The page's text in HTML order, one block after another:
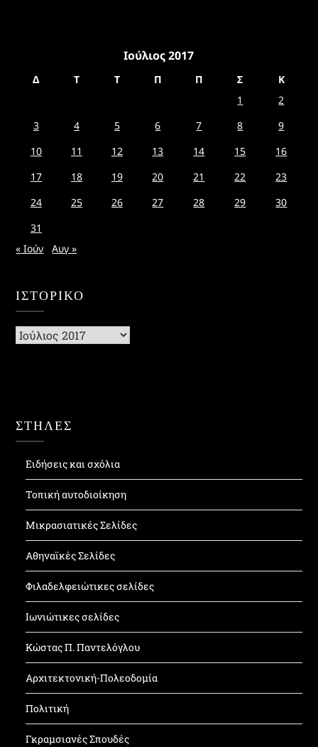
Ιούλιος 2017
Δ Τ Τ Π Π Σ
Κ
1
2
3
4 5 6 7 8
9
10
11 12 13 14 15
16
17
18 19 20 21 22
23
24
25 26 27 28 29
30
31
« Ιούν
Αυγ »
ΙΣΤΟΡΙΚΌ
Ιστορικό
ΣΤΗΛΕΣ
Ειδήσεις και σχόλια
Τοπική αυτοδιοίκηση
Μικρασιατικές Σελίδες
Αθηναϊκές Σελίδες
Φιλαδελφειώτικες σελίδες
Ιωνιώτικες σελίδες
Κώστας Π. Παντελόγλου
Αρχιτεκτονική-Πολεοδομία
Πολιτική
Γκραμσιανές Σπουδές